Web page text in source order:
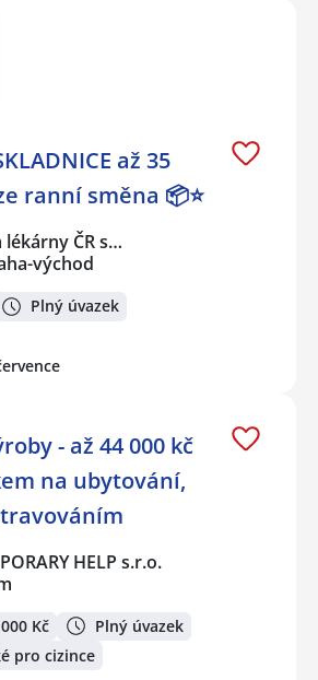
až 35
ranní směna 📦⭐
ČR s…
východ
Plný úvazek
- až 44 000 kč
na ubytování,
HELP s.r.o.
Kč
Plný úvazek
pro cizince